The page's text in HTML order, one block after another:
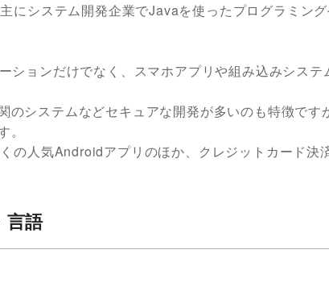
にシステム開発企業でJavaを使ったプログラミン
ションだけでなく、スマホアプリや組み込みシステ
のシステムなどセキュアな開発が多いのも特徴です
の人気Androidアプリのほか、クレジットカード決
言語